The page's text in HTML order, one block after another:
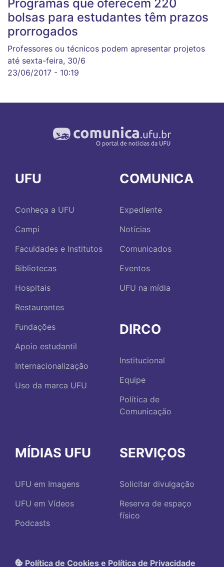
Programas que oferecem 220
bolsas para estudantes têm prazos
prorrogados
Professores ou técnicos podem apresentar projetos
até sexta-feira, 30/6
23/06/2017 - 10:19
UFU
Conheça a UFU
Campi
Faculdades e Institutos
Bibliotecas
Hospitais
Restaurantes
Fundações
Apoio estudantil
Internacionalização
Uso da marca UFU
COMUNICA
Expediente
Notícias
Comunicados
Eventos
UFU na mídia
DIRCO
Institucional
Equipe
Política de
Comunicação
MÍDIAS UFU
UFU em Imagens
UFU em Vídeos
Podcasts
SERVIÇOS
Solicitar divulgação
Reserva de espaço
físico
Política de Cookies e Política de Privacidade